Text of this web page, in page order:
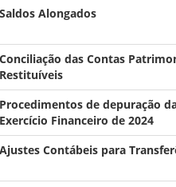
Saldos Alongados
Conciliação das Contas
Restituíveis
Procedimentos de depuração
Exercício Financeiro de 2024
Ajustes Contábeis para